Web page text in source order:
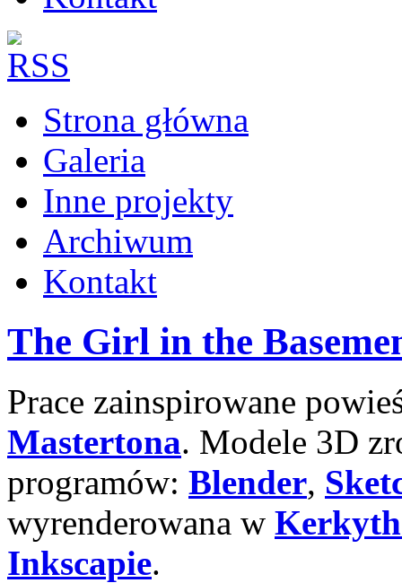
Strona główna
Galeria
Inne projekty
Archiwum
Kontakt
The Girl in the
Prace zainspirowane
Mastertona. Modele 3D
programów: Blender,
wyrenderowana w
Inkscapie.